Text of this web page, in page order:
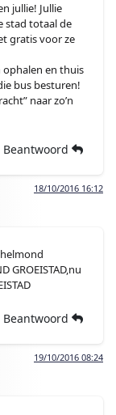
jullie! Jullie
stad totaal de
gratis voor ze
ophalen en thuis
bus besturen!
naar zo’n
Beantwoord
18/10/2016 16:12
GROEISTAD,nu
Beantwoord
19/10/2016 08:24